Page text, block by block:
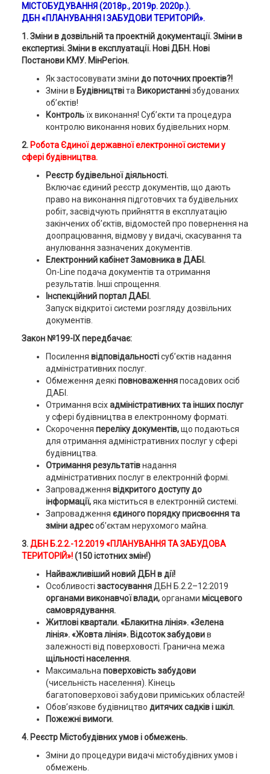
МІСТОБУДУВАННЯ (2018р., 2019р.2020р.).
ДБН «ПЛАНУВАННЯ І ЗАБУДОВИ ТЕРИТОРІЙ».
1. Зміни в дозвільній та проектній документації. Зміни в
експертизі. Зміни в експлуатації. Нові ДБН. Нові
Постанови КМУ. МінРегіон.
Як застосовувати зміни до поточних проектів?!
Зміни в Будівництвіта Використаннізбудованих
об’єктів!
Контрольїх виконання! Суб’єкти та процедура
контролю виконання нових будівельних норм.
2. РоботаЄдиної державної електронної системи у
сфері будівництва.
Реєстр будівельної діяльності.
Включає єдиний реєстр документів, що дають
право на виконання підготовчих та будівельних
робіт, засвідчують прийняття в експлуатацію
закінчених об’єктів, відомостей про повернення на
доопрацювання, відмову у видачі, скасування та
анулювання зазначених документів.
Електронний кабінет Замовника в ДАБІ.
On-Line подача документів та отримання
результатів. Інші спрощення.
Інспекційний портал ДАБІ.
Запуск відкритої системи розгляду дозвільних
документів.
Закон №199-IX передбачає:
Посилення відповідальностісуб’єктів надання
адміністративних послуг.
Обмеження деякі повноваженняпосадових осіб
ДАБІ.
Отримання всіхадміністративних та інших послуг
у сфері будівництва в електронному форматі.
Скорочення переліку документів,що подаються
для отримання адміністративних послуг у сфері
будівництва.
Отримання результатівнадання
адміністративних послуг в електронній формі.
Запровадження відкритого доступу до
інформації,яка міститься в електронній системі.
Запровадження єдиного порядку присвоєння та
зміни адресоб’єктам нерухомого майна.
3.ДБН Б.2.2.-12.2019 «ПЛАНУВАННЯ ТА ЗАБУДОВА
ТЕРИТОРІЙ»!(150 істотних змін!)
Найважливіший новий ДБН в дії!
Особливості застосуванняДБН Б.2.2–12:2019
органами виконавчої влади,органами місцевого
самоврядування.
Житлові квартали.«Блакитна лінія».«Зелена
лінія».«Жовта лінія».Відсоток забудовив
залежності від поверховості. Гранична межа
щільності населення.
Максимальнаповерховістьзабудови
(чисельність населення). Кінець
багатоповерхової забудови приміських областей!
Обов’язкове будівництво дитячих садків і шкіл.
Пожежні вимоги.
4. Реєстр Містобудівних умов і обмежень.
Зміни до процедури видачі містобудівних умов і
обмежень.